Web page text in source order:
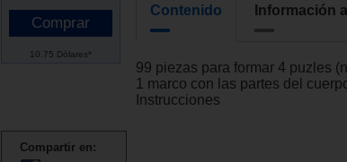
10.75 Dólares*
Compartir en:
Contenido Información
99 piezas para formar 4 puzles
1 marco con las partes del
Instrucciones